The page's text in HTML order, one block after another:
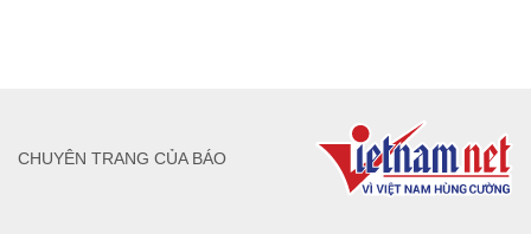
CHUYÊN TRANG CỦA BÁO